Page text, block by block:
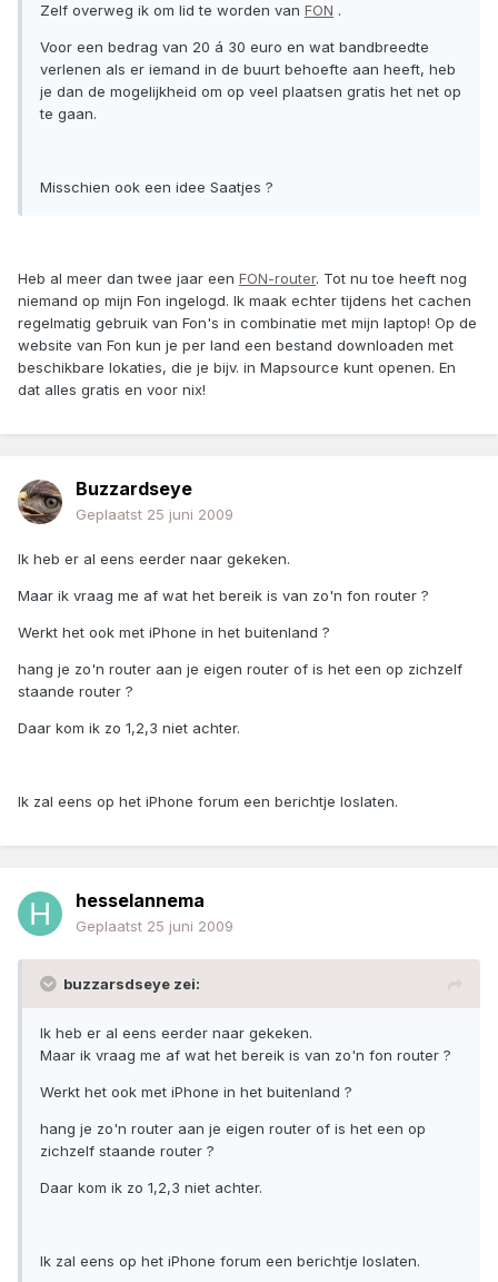
Zelf overweg ik om lid te worden van FON .
Voor een bedrag van 20 á 30 euro en wat bandbreedte
verlenen als er iemand in de buurt behoefte aan heeft, heb
je dan de mogelijkheid om op veel plaatsen gratis het net op
te gaan.
Misschien ook een idee Saatjes ?
Heb al meer dan twee jaar een FON-router. Tot nu toe heeft nog
niemand op mijn Fon ingelogd. Ik maak echter tijdens het cachen
regelmatig gebruik van Fon's in combinatie met mijn laptop! Op de
website van Fon kun je per land een bestand downloaden met
beschikbare lokaties, die je bijv. in Mapsource kunt openen. En
dat alles gratis en voor nix!
Buzzardseye
Geplaatst 25 juni 2009
Ik heb er al eens eerder naar gekeken.
Maar ik vraag me af wat het bereik is van zo'n fon router ?
Werkt het ook met iPhone in het buitenland ?
hang je zo'n router aan je eigen router of is het een op zichzelf
staande router ?
Daar kom ik zo 1,2,3 niet achter.
Ik zal eens op het iPhone forum een berichtje loslaten.
hesselannema
Geplaatst 25 juni 2009
buzzarsdseye zei:
Ik heb er al eens eerder naar gekeken.
Maar ik vraag me af wat het bereik is van zo'n fon router ?
Werkt het ook met iPhone in het buitenland ?
hang je zo'n router aan je eigen router of is het een op
zichzelf staande router ?
Daar kom ik zo 1,2,3 niet achter.
Ik zal eens op het iPhone forum een berichtje loslaten.